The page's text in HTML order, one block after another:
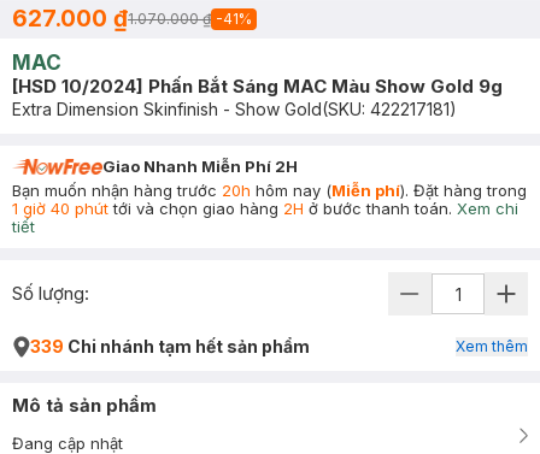
627.000 ₫1.070.000 ₫ -41%
MAC
[HSD 10/2024] Phấn Bắt Sáng MAC Màu Show Gold 9g
Extra Dimension Skinfinish - Show Gold(SKU: 422217181)
Giao Nhanh Miễn Phí 2H
Bạn muốn nhận hàng trước 20h hôm nay (Miễn phí). Đặt hàng trong
1 giờ 40 phúttới và chọn giao hàng 2H ở bước thanh toán. Xem chi
tiết
Số lượng:
339 Chi nhánh tạm hết sản phẩm Xem thêm
Mô tả sản phẩm
Đang cập nhật